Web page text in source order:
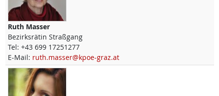
Ruth Masser
Bezirksrätin Straßgang
Tel: +43 699 17251277
E-Mail: ruth.masser@kpoe-graz.at